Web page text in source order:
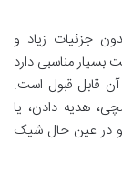
جزئیات زیاد و
مناسبی دارد
قابل قبول است.
هدیه دادن، یا
و در عین حال شیک